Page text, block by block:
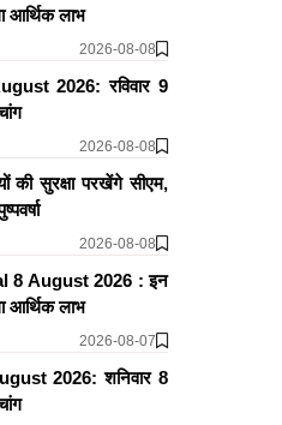
आर्थिक लाभ
2026-08-08
2026: रविवार 9
2026-08-08
की सुरक्षा परखेंगे सीएम,
2026-08-08
8 August 2026 : इन
आर्थिक लाभ
2026-08-07
2026: शनिवार 8